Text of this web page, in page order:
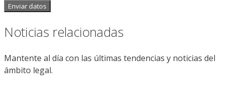
Enviar datos
Noticias relacionadas
Mantente al día con las últimas tendencias y noticias del
ámbito legal.